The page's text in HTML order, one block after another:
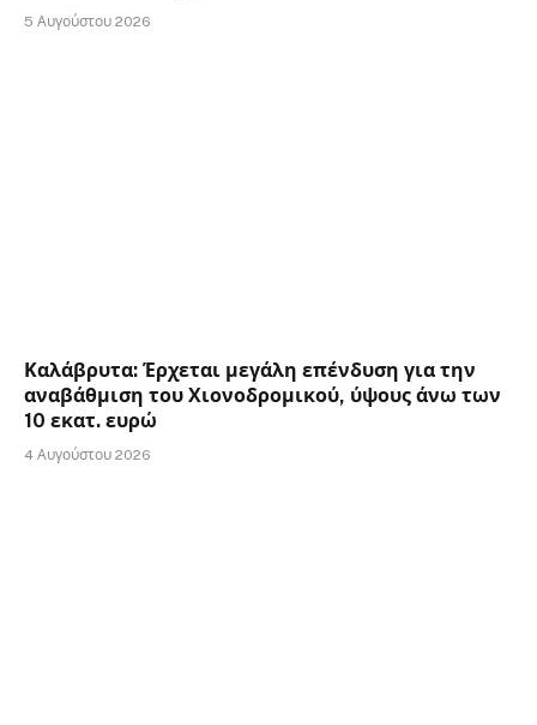
5 Αυγούστου 2026
Καλάβρυτα: Έρχεται μεγάλη επένδυση για την
αναβάθμιση του Χιονοδρομικού, ύψους άνω των
10 εκατ. ευρώ
4 Αυγούστου 2026